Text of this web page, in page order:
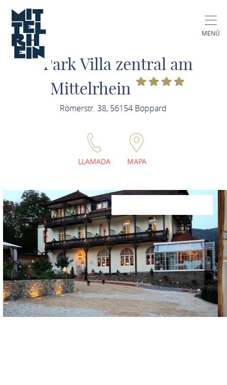
MENÚ
Park Villa zentral am
Mittelrhein
Römerstr. 38, 56154 Boppard
LLAMADA MAPA